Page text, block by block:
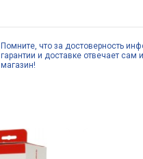
Помните, что за достоверность
гарантии и доставке отвечает сам
магазин!